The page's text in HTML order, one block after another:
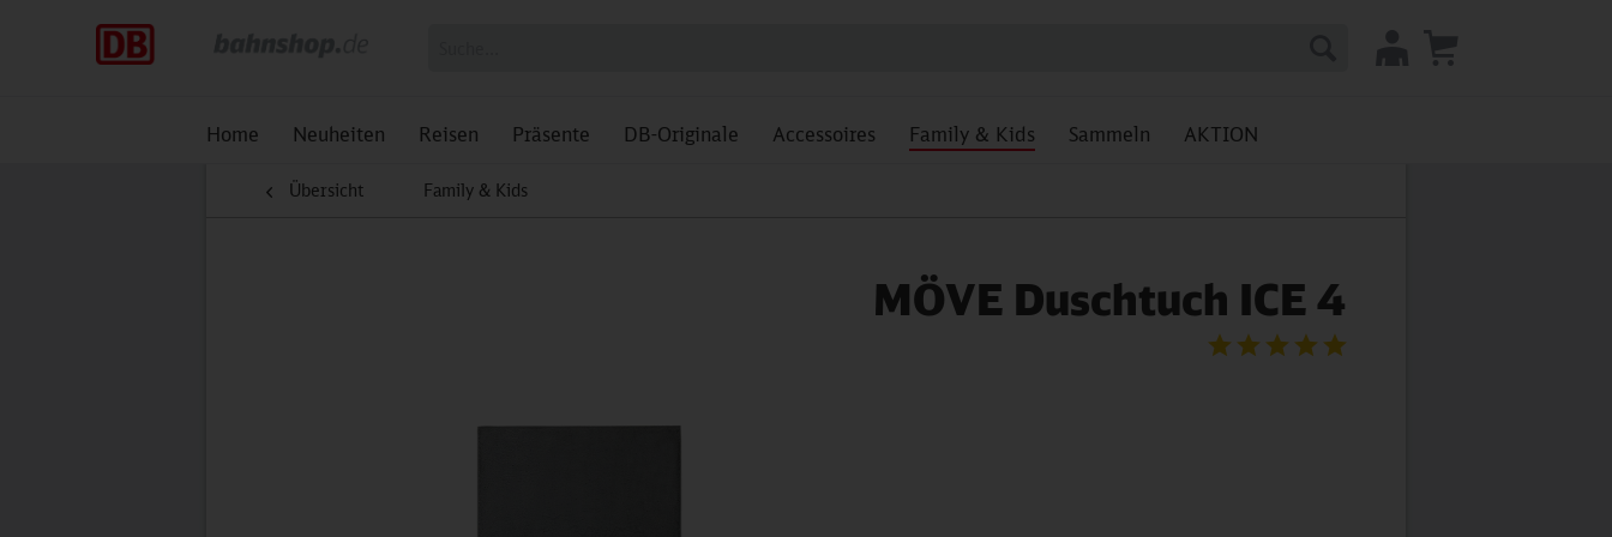
Home Neuheiten Reisen Präsente DB-Originale Accessoires Family & Kids Sammeln AKTION
Übersicht Family & Kids
MÖVE Duschtuch ICE 4